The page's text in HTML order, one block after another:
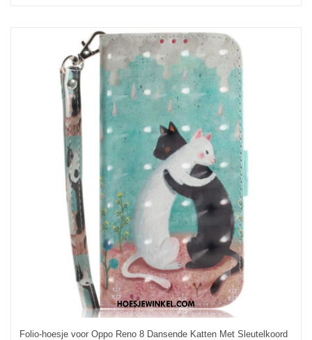
Folio-hoesje voor Oppo Reno 8 Dansende Katten Met Sleutelkoord